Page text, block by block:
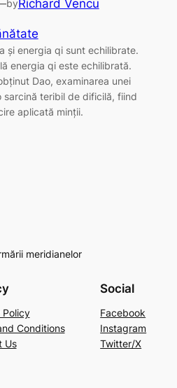
byRichard Vencu
şi energia qi sunt echilibrate.
energia qi este echilibrată.
Dao, examinarea unei
sarcină teribil de dificilă, fiind
aplicată minţii.
meridianelor
Policy
Conditions
Us
Social
Facebook
Instagram
Twitter/X